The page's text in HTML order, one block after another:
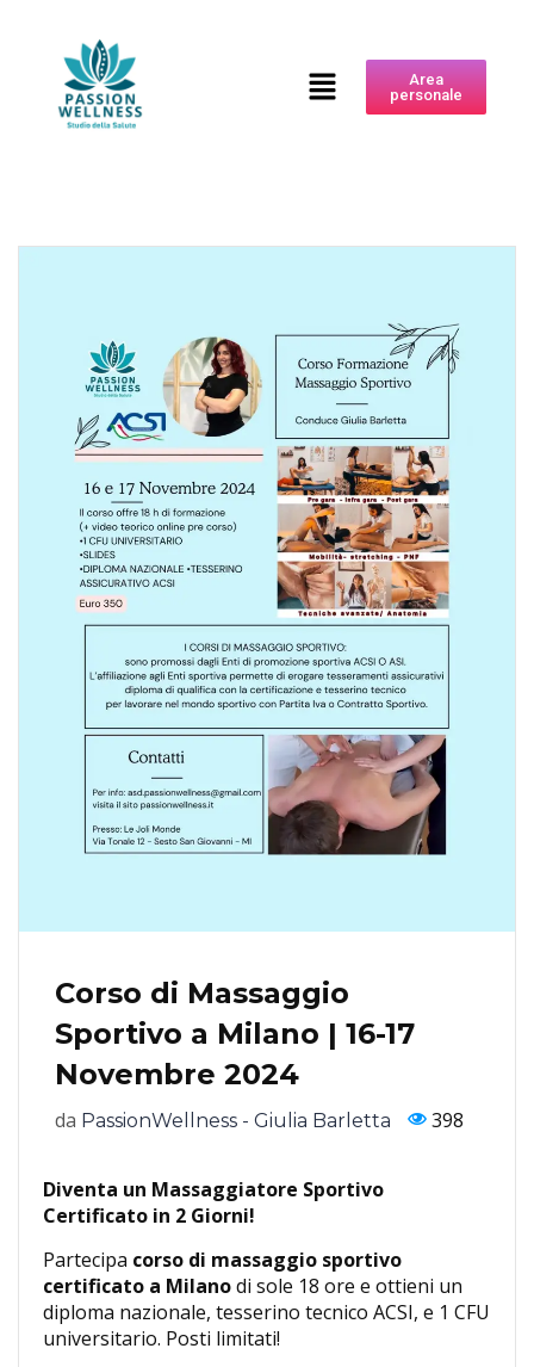
Area
personale
Corso di Massaggio
Sportivo a Milano | 16-17
Novembre 2024
da PassionWellness - Giulia Barletta 398
Diventa un Massaggiatore Sportivo
Certificato in 2 Giorni!
Partecipa corso di massaggio sportivo
certificato a Milanodi sole 18 ore e ottieni un
diploma nazionale, tesserino tecnico ACSI, e 1 CFU
universitario. Posti limitati!